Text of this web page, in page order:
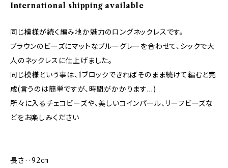
International shipping available
同じ模様が続く編み地か魅力のロングネックレスです。
ブラウンのビーズにマットなブルーグレーを合わせて、シックで大
人のネックレスに仕上げました。
同じ模様という事は、1ブロックできればそのまま続けて編むと完
成(言うのは簡単ですが、時間がかかります…)
所々に入るチェコビーズや、美しいコインパール、リーフビーズな
どをお楽しみください
長さ‥92㎝